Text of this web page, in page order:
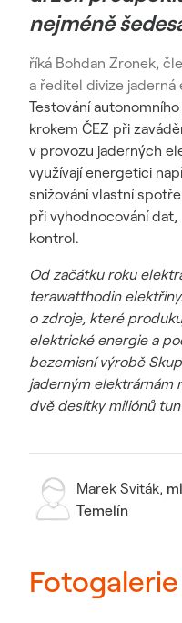
nejméně
říká Bohdan Zronek,
a ředitel divize jaderná
Testování
krokem ČEZ při
v provozu jaderných
využívají energetici
snižování vlastní
při vyhodnocování
kontrol.
Od začátku roku
terawatthodin
o zdroje, které
elektrické energie a
bezemisní výrobě
jaderným elektrárnám
dvě desítky miliónů tun
Marek Sviták,
Temelín
Fotogalerie